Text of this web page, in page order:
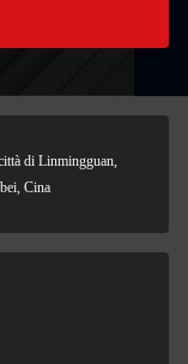
di Linmingguan,
Cina